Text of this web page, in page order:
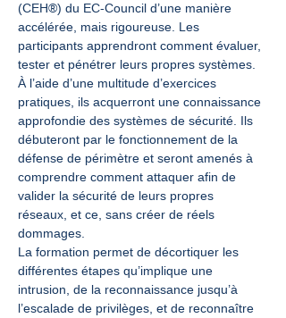
(CEH®) du EC-Council d’une manière
accélérée, mais rigoureuse. Les
participants apprendront comment évaluer,
tester et pénétrer leurs propres systèmes.
À l’aide d’une multitude d’exercices
pratiques, ils acquerront une connaissance
approfondie des systèmes de sécurité. Ils
débuteront par le fonctionnement de la
défense de périmètre et seront amenés à
comprendre comment attaquer afin de
valider la sécurité de leurs propres
réseaux, et ce, sans créer de réels
dommages.
La formation permet de décortiquer les
différentes étapes qu’implique une
intrusion, de la reconnaissance jusqu’à
l’escalade de privilèges, et de reconnaître